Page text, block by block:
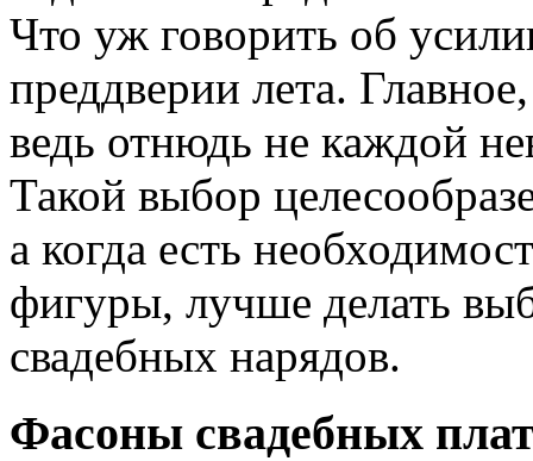
Что уж говорить об
преддверии лета.
ведь отнюдь не каждой
Такой выбор
а когда есть
фигуры, лучше делать
свадебных нарядов.
Фасоны свадебных